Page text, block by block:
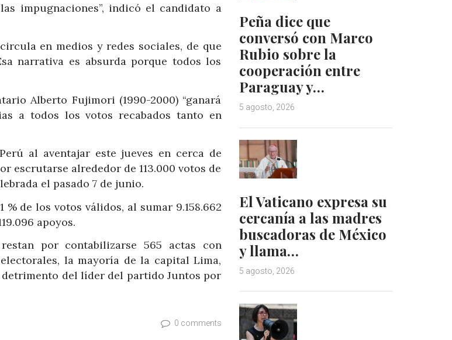
impugnaciones”, indicó el candidato a
en medios y redes sociales, de que
narrativa es absurda porque todos los
Alberto Fujimori (1990-2000) “ganará
a todos los votos recabados tanto en
al aventajar este jueves en cerca de
escrutarse alrededor de 113.000 votos de
el pasado 7 de junio.
de los votos válidos, al sumar 9.158.662
apoyos.
por contabilizarse 565 actas con
la mayoría de la capital Lima,
detrimento del líder del partido Juntos por
0 comments
Peña dice que
conversó con Marco
Rubio sobre la
cooperación entre
Paraguay y…
5 agosto, 2026
El Vaticano expresa su
cercanía a las madres
buscadoras de México
y llama…
5 agosto, 2026